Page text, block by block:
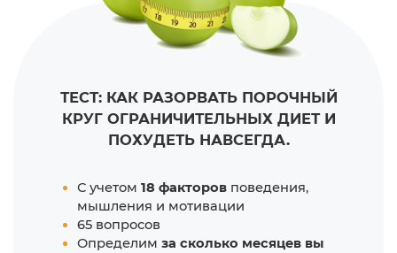
ТЕСТ: КАК РАЗОРВАТЬ ПОРОЧНЫЙ
КРУГ ОГРАНИЧИТЕЛЬНЫХ ДИЕТ И
ПОХУДЕТЬ НАВСЕГДА.
С учетом 18 факторов поведения,
мышления и мотивации
65 вопросов
Определим за сколько месяцев вы